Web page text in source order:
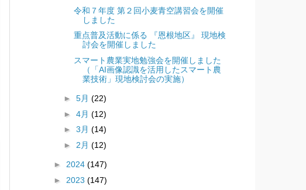
令和７年度 第２回小麦青空講習会を開催
しました
重点普及活動に係る 『恩根地区』 現地検
討会を開催しました
スマート農業実地勉強会を開催しました
（「AI画像認識を活用したスマート農
業技術」現地検討会の実施）
► 5月 (22)
► 4月 (12)
► 3月 (14)
► 2月 (12)
► 2024 (147)
► 2023 (147)